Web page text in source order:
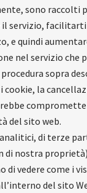
sono raccolti
servizio, facilitarti
e quindi
nel servizio che
sopra
cookie, la
compromette
del sito web.
di terze
di nostra
di vedere come i
del sito